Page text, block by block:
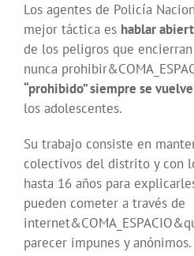
Los agentes de Policía
mejor táctica es hablar
de los peligros que
nunca
“prohibido” siempre se
los adolescentes.
Su trabajo consiste en
colectivos del distrito y con
hasta 16 años para
pueden cometer a través de
parecer impunes y anónimos.